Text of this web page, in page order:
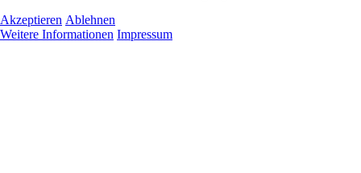
Akzeptieren Ablehnen
Weitere Informationen Impressum